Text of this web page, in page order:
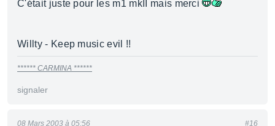
C'était juste pour les m1 mkII mais merci
Willty - Keep music evil !!
****** CARMINA ******
signaler
08 Mars 2003 à 05:56 #16